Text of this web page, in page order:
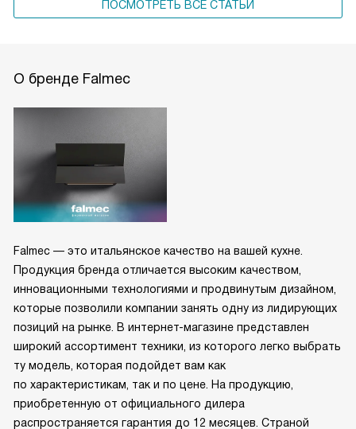
ПОСМОТРЕТЬ ВСЕ СТАТЬИ
О бренде Falmec
Falmec — это итальянское качество на вашей кухне.
Продукция бренда отличается высоким качеством,
инновационными технологиями и продвинутым дизайном,
которые позволили компании занять одну из лидирующих
позиций на рынке. В интернет-магазине представлен
широкий ассортимент техники, из которого легко выбрать
ту модель, которая подойдет вам как
по характеристикам, так и по цене. На продукцию,
приобретенную от официального дилера
распространяется гарантия до 12 месяцев. Страной